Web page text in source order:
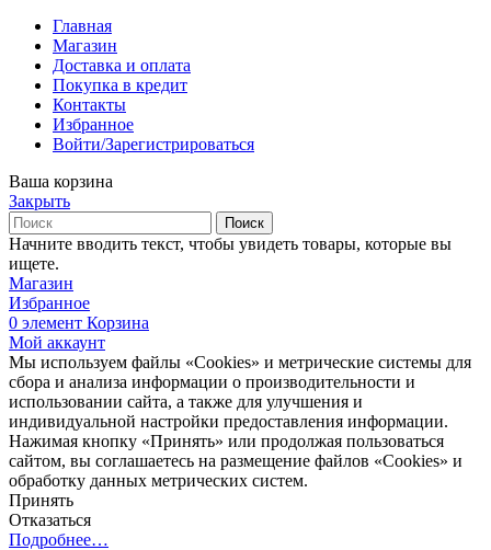
Главная
Магазин
Доставка и оплата
Покупка в кредит
Контакты
Избранное
Войти/Зарегистрироваться
Ваша корзина
Закрыть
Поиск
Начните вводить текст, чтобы увидеть товары, которые вы
ищете.
Магазин
Избранное
0 элемент Корзина
Мой аккаунт
Мы используем файлы «Cookies» и метрические системы для
сбора и анализа информации о производительности и
использовании сайта, а также для улучшения и
индивидуальной настройки предоставления информации.
Нажимая кнопку «Принять» или продолжая пользоваться
сайтом, вы соглашаетесь на размещение файлов «Cookies» и
обработку данных метрических систем.
Принять
Отказаться
Подробнее…